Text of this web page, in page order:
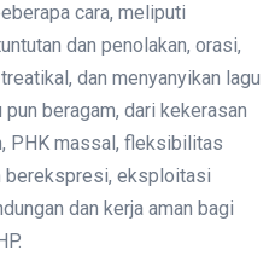
cara, meliputi
dan penolakan, orasi,
dan menyanyikan lagu
beragam, dari kekerasan
PHK massal, fleksibilitas
berekspresi, eksploitasi
dan kerja aman bagi